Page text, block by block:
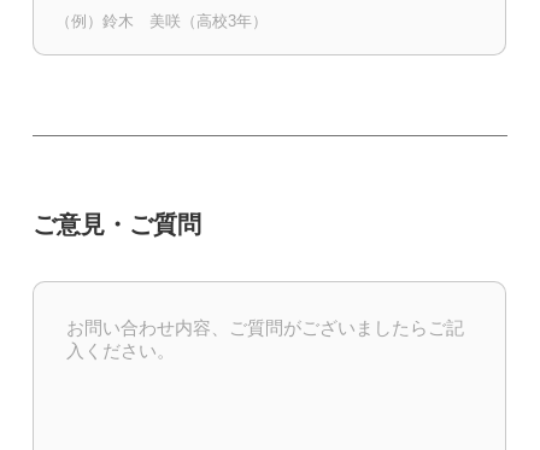
ご意見・ご質問